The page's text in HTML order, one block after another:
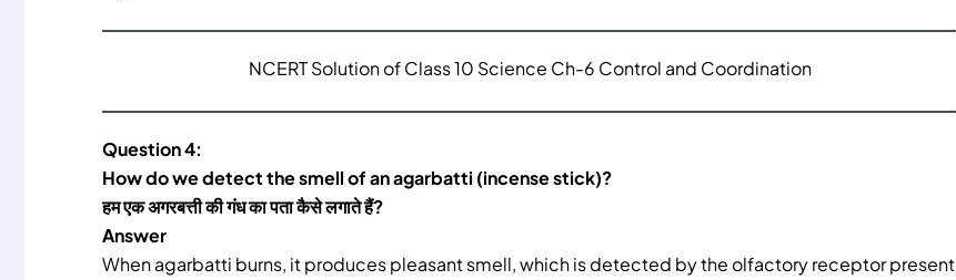
NCERT Solution of Class 10 Science Ch-6 Control and Coordination
Question 4:
How do we detect the smell of an agarbatti (incense stick)?
हम एक अगरबत्ती की गंध का पता कैसे लगाते हैं?
Answer
When agarbatti burns, it produces pleasant smell, which is detected by the olfactory receptor present